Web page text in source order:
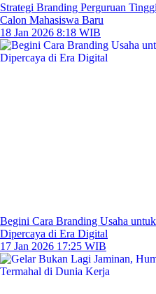
Strategi Branding Perguruan
Calon Mahasiswa Baru
18 Jan 2026 8:18 WIB
Begini Cara Branding Usaha
Dipercaya di Era Digital
17 Jan 2026 17:25 WIB